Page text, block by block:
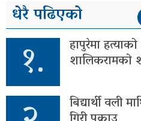
धेरै पढिएको
१. हापुरेमा
शालिकरामको
बिद्यार्थी वली